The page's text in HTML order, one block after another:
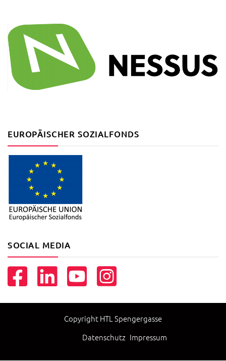
EUROPÄISCHER SOZIALFONDS
SOCIAL MEDIA
Copyright HTL Spengergasse
Datenschutz Impressum